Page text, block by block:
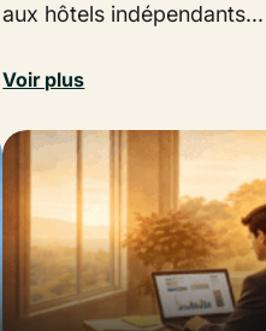
aux hôtels indépendants...
Voir plus